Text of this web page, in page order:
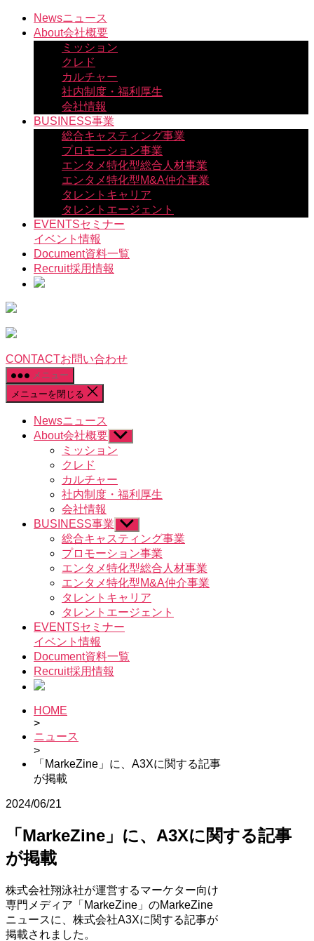
Newsニュース
About会社概要
ミッション
クレド
カルチャー
社内制度・福利厚生
会社情報
BUSINESS事業
総合キャスティング事業
プロモーション事業
エンタメ特化型総合人材事業
エンタメ特化型M&A仲介事業
タレントキャリア
タレントエージェント
EVENTSセミナー
イベント情報
Document資料一覧
Recruit採用情報
CONTACTお問い合わせ
メニュー
メニューを閉じる
Newsニュース
About会社概要 サ
ブ
ュ
ー
表
示
ミッション
クレド
カルチャー
社内制度・福利厚生
会社情報
BUSINESS事業 サ
ブ
メ
ニ
ュ
ー
を
表
示
総合キャスティング事業
プロモーション事業
エンタメ特化型総合人材事業
エンタメ特化型M&A仲介事業
タレントキャリア
タレントエージェント
EVENTSセミナー
イベント情報
Document資料一覧
Recruit採用情報
HOME
>
ニュース
>
「MarkeZine」に、A3Xに関する記事
が掲載
2024/06/21
「MarkeZine」に、A3Xに関する記事
が掲載
株式会社翔泳社が運営するマーケター向け
専門メディア「MarkeZine」のMarkeZine
ニュースに、株式会社A3Xに関する記事が
掲載されました。